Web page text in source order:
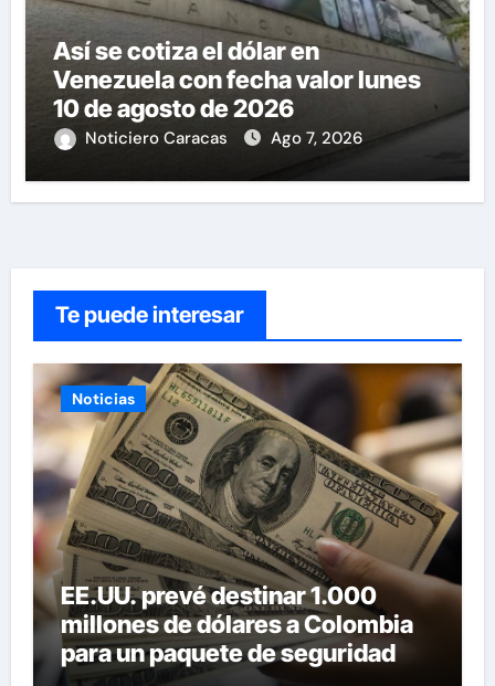
Así se cotiza el dólar en
Venezuela con fecha valor lunes
10 de agosto de 2026
Noticiero Caracas Ago 7, 2026
Te puede interesar
Noticias
EE.UU. prevé destinar 1.000
millones de dólares a Colombia
para un paquete de seguridad